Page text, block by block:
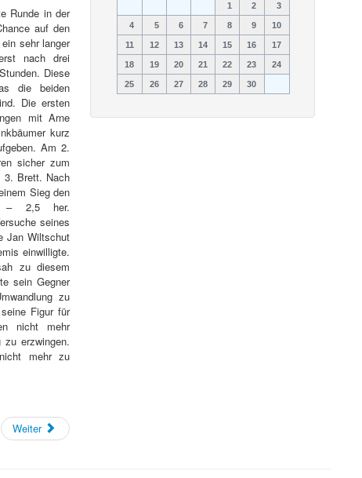
Runde in der
auf den
sehr langer
nach drei
Diese
die beiden
Die ersten
mit Arne
kurz
Am 2.
sicher zum
3. Brett. Nach
Sieg den
– 2,5 her.
seines
Jan Wiltschut
einwilligte.
zu diesem
sein Gegner
zu
Figur für
nicht mehr
erzwingen.
mehr zu
Weiter
1
2 3
4 5 6 7 8 9 10
11 12 13 14 15 16 17
18 19 20 21 22 23 24
25 26 27 28 29 30